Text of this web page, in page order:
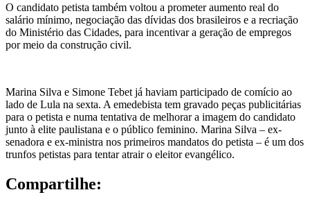
O candidato petista também voltou a prometer aumento real do
salário mínimo, negociação das dívidas dos brasileiros e a recriação
do Ministério das Cidades, para incentivar a geração de empregos
por meio da construção civil.
Marina Silva e Simone Tebet já haviam participado de comício ao
lado de Lula na sexta. A emedebista tem gravado peças publicitárias
para o petista e numa tentativa de melhorar a imagem do candidato
junto à elite paulistana e o público feminino. Marina Silva – ex-
senadora e ex-ministra nos primeiros mandatos do petista – é um dos
trunfos petistas para tentar atrair o eleitor evangélico.
Compartilhe: